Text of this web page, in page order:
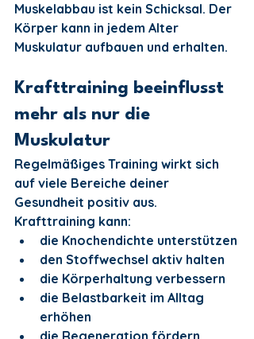
Muskelabbau ist kein Schicksal. Der
Körper kann in jedem Alter
Muskulatur aufbauen und erhalten.
Krafttraining beeinflusst
mehr als nur die
Muskulatur
Regelmäßiges Training wirkt sich
auf viele Bereiche deiner
Gesundheit positiv aus.
Krafttraining kann:
die Knochendichte unterstützen
den Stoffwechsel aktiv halten
die Körperhaltung verbessern
die Belastbarkeit im Alltag
erhöhen